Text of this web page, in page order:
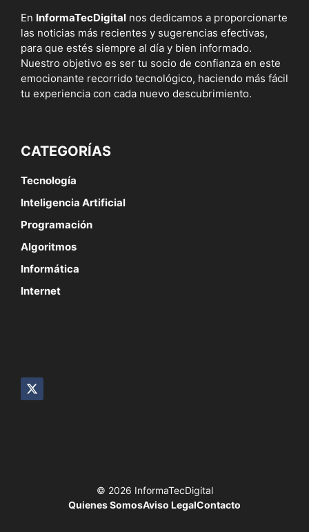
En InformaTecDigital nos dedicamos a proporcionarte
las noticias más recientes y sugerencias efectivas,
para que estés siempre al día y bien informado.
Nuestro objetivo es ser tu socio de confianza en este
emocionante recorrido tecnológico, haciendo más fácil
tu experiencia con cada nuevo descubrimiento.
CATEGORÍAS
Tecnología
Inteligencia Artificial
Programación
Algoritmos
Informática
Internet
© 2026 InformaTecDigital
Quienes SomosAviso LegalContacto